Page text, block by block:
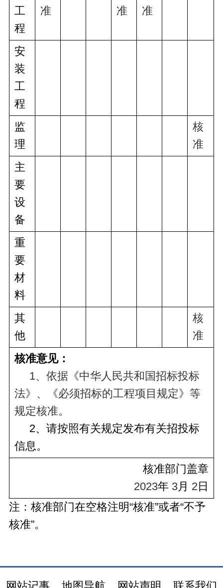
工
程
准
准
准
安
装
工
程
监
理
核
准
主
要
设
备
重
要
材
料
其
他
核
准
核准意见：
1、依据《中华人民共和国招标投标
法》、《必须招标的工程项目规定》等
规定核准。
2、请按照有关规定发布有关招投标
信息。
核准部门盖章
2023年 3月 2 日
注：核准部门在空格注明“核准”或者“不予
核准”。